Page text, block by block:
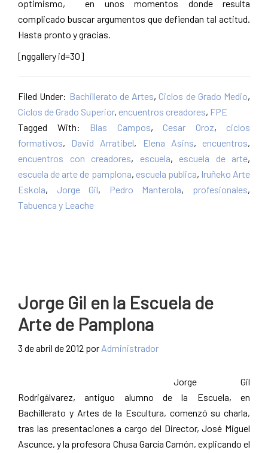
optimismo, en unos momentos donde resulta
complicado buscar argumentos que defiendan tal actitud.
Hasta pronto y gracias.
[nggallery id=30]
Filed Under: Bachillerato de Artes, Ciclos de Grado Medio,
Ciclos de Grado Superior, encuentros creadores, FPE
Tagged With:
Blas Campos, Cesar Oroz, ciclos
formativos, David Arratibel, Elena Asins, encuentros,
encuentros con creadores, escuela, escuela de arte,
escuela de arte de pamplona, escuela publica, Iruñeko Arte
Eskola, Jorge Gil, Pedro Manterola, profesionales,
Tabuenca y Leache
Jorge Gil en la Escuela de
Arte de Pamplona
3 de abril de 2012 por Administrador
Jorge Gil
Rodrigálvarez, antiguo alumno de la Escuela, en
Bachillerato y Artes de la Escultura, comenzó su charla,
tras las presentaciones a cargo del Director, José Miguel
Ascunce, y la profesora Chusa García Camón, explicando el